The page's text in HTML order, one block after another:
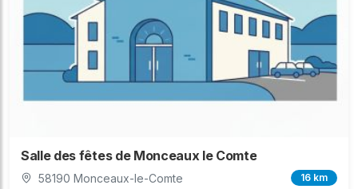
Salle des fêtes de Monceaux le Comte
58190 Monceaux-le-Comte 16 km